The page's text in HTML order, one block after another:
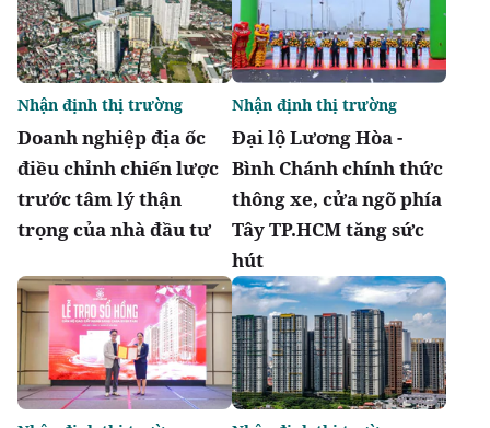
Doanh nghiệp địa ốc
điều chỉnh chiến lược
trước tâm lý thận
trọng của nhà đầu tư
Nhận định thị trường
Đại lộ Lương Hòa -
Bình Chánh chính thức
thông xe, cửa ngõ phía
Tây TP.HCM tăng sức
hút
Nhận định thị trường